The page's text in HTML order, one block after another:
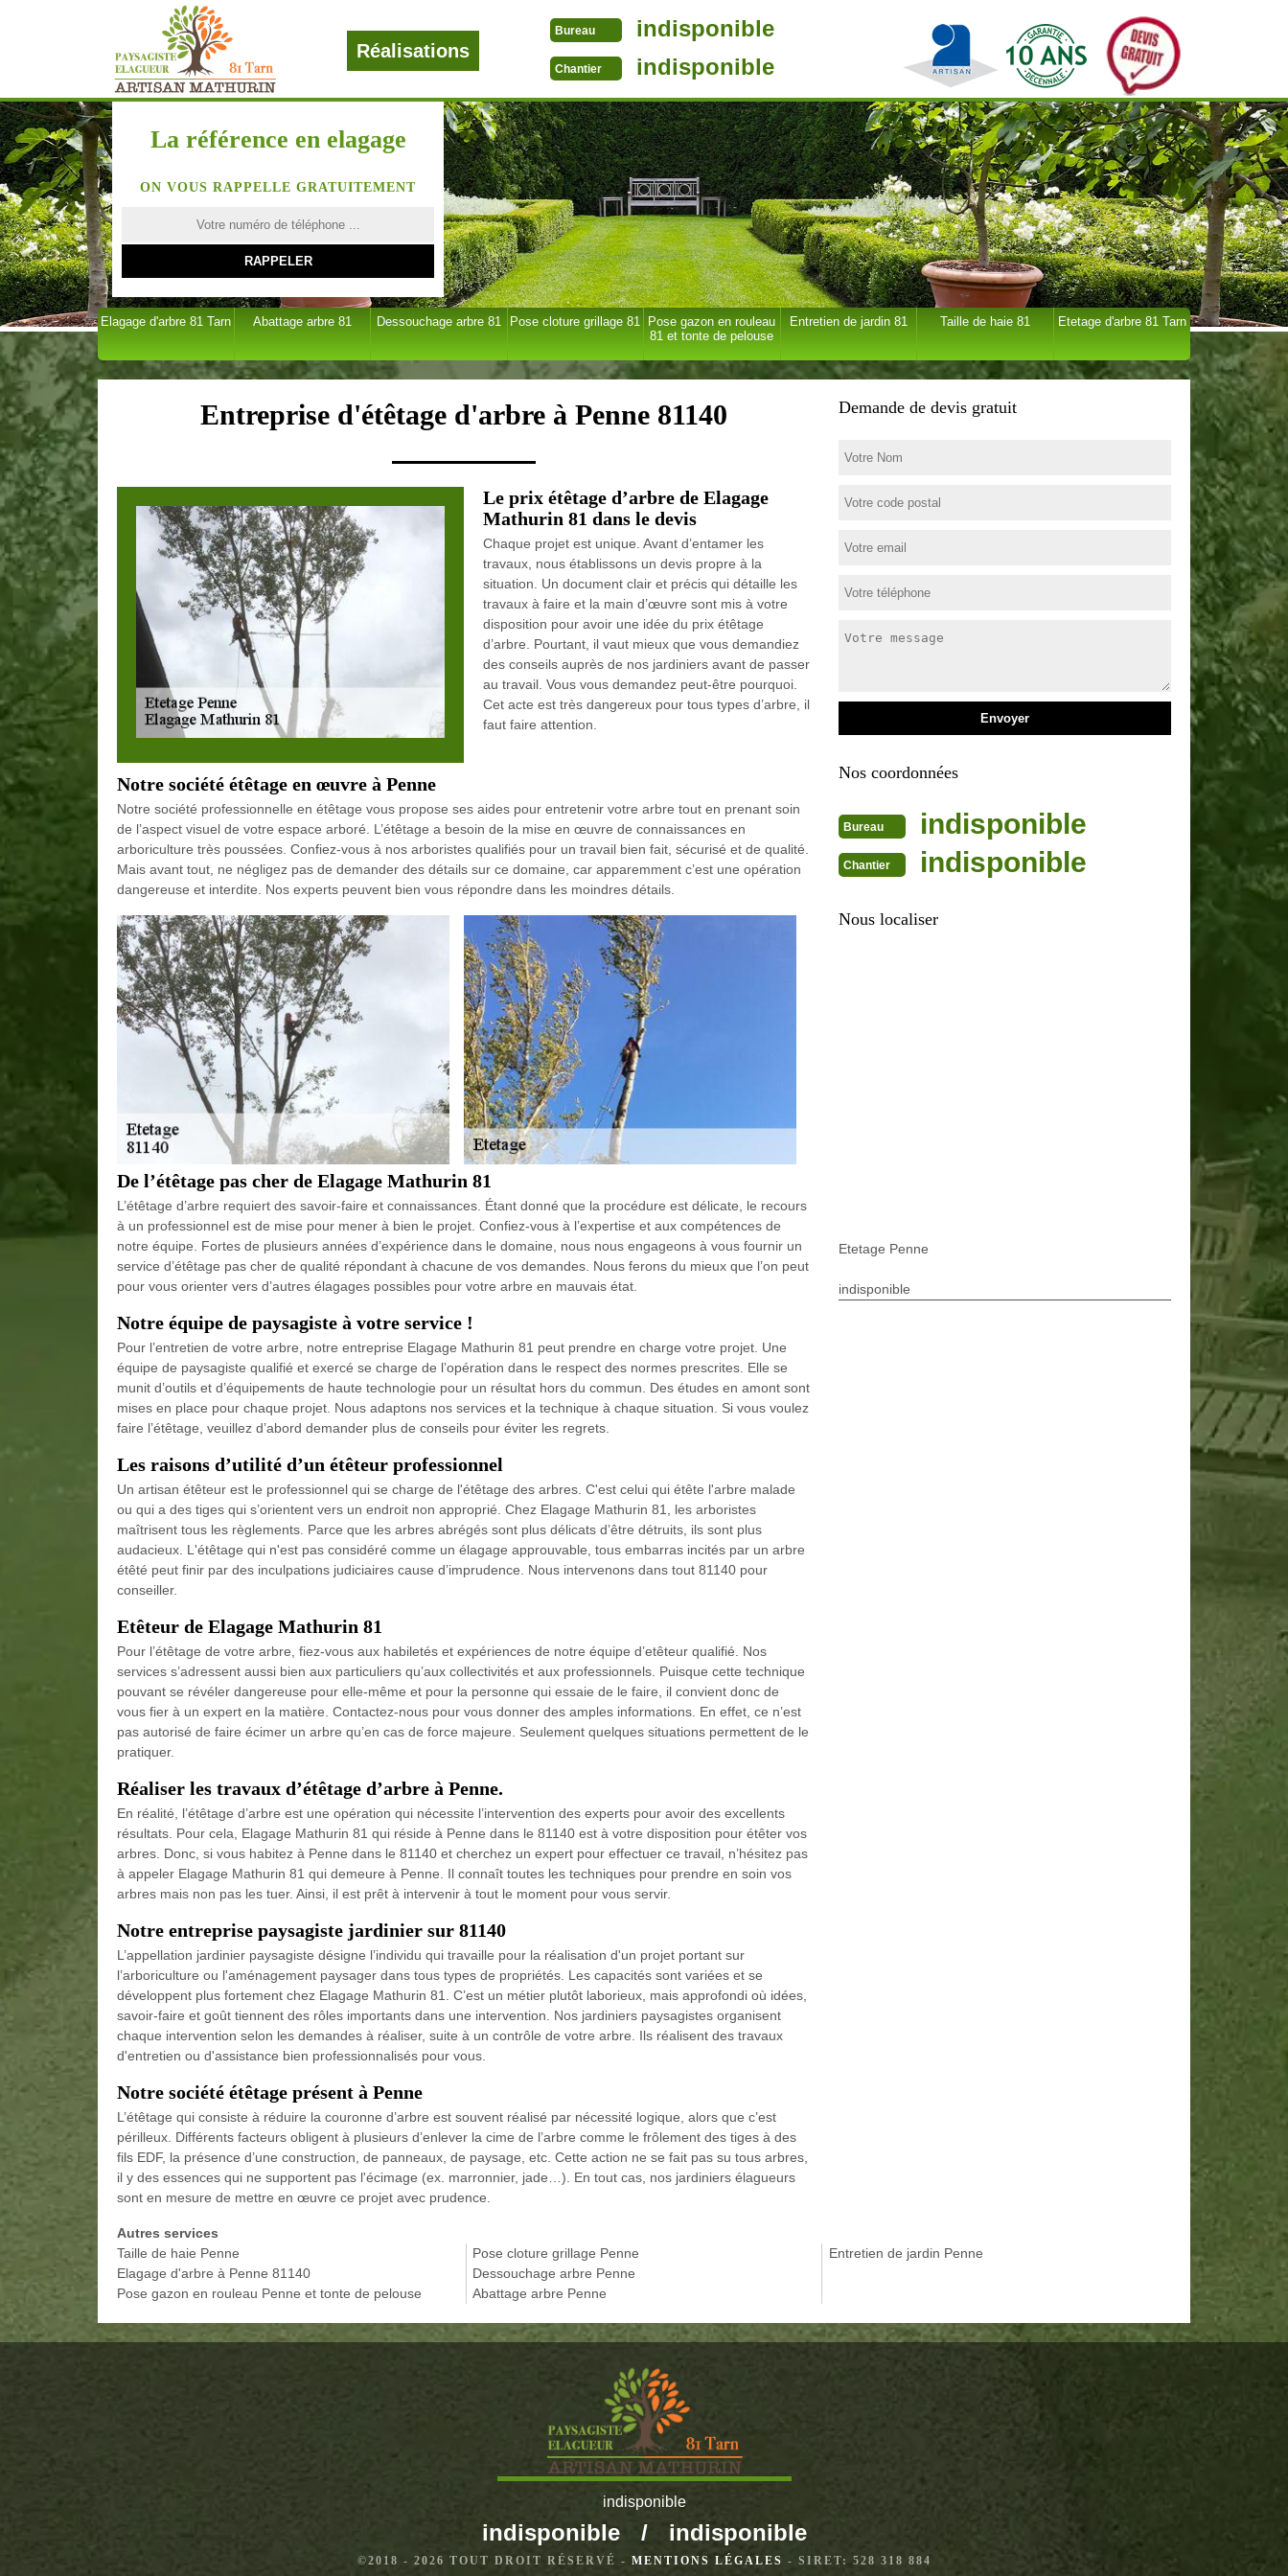
Réalisations
Bureau indisponible
Chantier indisponible
La référence en elagage
ON VOUS RAPPELLE GRATUITEMENT
Elagage d'arbre 81 Tarn Abattage arbre 81 Dessouchage arbre 81 Pose cloture grillage 81
Pose gazon en rouleau
81 et tonte de pelouse
Entretien de jardin 81 Taille de haie 81 Etetage d'arbre 81 Tarn
Entreprise d'étêtage d'arbre à Penne 81140
Le prix étêtage d’arbre de Elagage
Mathurin 81 dans le devis
Chaque projet est unique. Avant d’entamer les
travaux, nous établissons un devis propre à la
situation. Un document clair et précis qui détaille les
travaux à faire et la main d’œuvre sont mis à votre
disposition pour avoir une idée du prix étêtage
d’arbre. Pourtant, il vaut mieux que vous demandiez
des conseils auprès de nos jardiniers avant de passer
au travail. Vous vous demandez peut-être pourquoi.
Cet acte est très dangereux pour tous types d’arbre, il
faut faire attention.
Notre société étêtage en œuvre à Penne
Notre société professionnelle en étêtage vous propose ses aides pour entretenir votre arbre tout en prenant soin
de l’aspect visuel de votre espace arboré. L’étêtage a besoin de la mise en œuvre de connaissances en
arboriculture très poussées. Confiez-vous à nos arboristes qualifiés pour un travail bien fait, sécurisé et de qualité.
Mais avant tout, ne négligez pas de demander des détails sur ce domaine, car apparemment c’est une opération
dangereuse et interdite. Nos experts peuvent bien vous répondre dans les moindres détails.
De l’étêtage pas cher de Elagage Mathurin 81
L’étêtage d’arbre requiert des savoir-faire et connaissances. Étant donné que la procédure est délicate, le recours
à un professionnel est de mise pour mener à bien le projet. Confiez-vous à l’expertise et aux compétences de
notre équipe. Fortes de plusieurs années d’expérience dans le domaine, nous nous engageons à vous fournir un
service d’étêtage pas cher de qualité répondant à chacune de vos demandes. Nous ferons du mieux que l’on peut
pour vous orienter vers d’autres élagages possibles pour votre arbre en mauvais état.
Notre équipe de paysagiste à votre service !
Pour l’entretien de votre arbre, notre entreprise Elagage Mathurin 81 peut prendre en charge votre projet. Une
équipe de paysagiste qualifié et exercé se charge de l’opération dans le respect des normes prescrites. Elle se
munit d’outils et d’équipements de haute technologie pour un résultat hors du commun. Des études en amont sont
mises en place pour chaque projet. Nous adaptons nos services et la technique à chaque situation. Si vous voulez
faire l’étêtage, veuillez d’abord demander plus de conseils pour éviter les regrets.
Les raisons d’utilité d’un étêteur professionnel
Un artisan étêteur est le professionnel qui se charge de l'étêtage des arbres. C'est celui qui étête l'arbre malade
ou qui a des tiges qui s’orientent vers un endroit non approprié. Chez Elagage Mathurin 81, les arboristes
maîtrisent tous les règlements. Parce que les arbres abrégés sont plus délicats d’être détruits, ils sont plus
audacieux. L'étêtage qui n'est pas considéré comme un élagage approuvable, tous embarras incités par un arbre
étêté peut finir par des inculpations judiciaires cause d’imprudence. Nous intervenons dans tout 81140 pour
conseiller.
Etêteur de Elagage Mathurin 81
Pour l’étêtage de votre arbre, fiez-vous aux habiletés et expériences de notre équipe d’etêteur qualifié. Nos
services s’adressent aussi bien aux particuliers qu’aux collectivités et aux professionnels. Puisque cette technique
pouvant se révéler dangereuse pour elle-même et pour la personne qui essaie de le faire, il convient donc de
vous fier à un expert en la matière. Contactez-nous pour vous donner des amples informations. En effet, ce n’est
pas autorisé de faire écimer un arbre qu’en cas de force majeure. Seulement quelques situations permettent de le
pratiquer.
Réaliser les travaux d’étêtage d’arbre à Penne.
En réalité, l’étêtage d’arbre est une opération qui nécessite l’intervention des experts pour avoir des excellents
résultats. Pour cela, Elagage Mathurin 81 qui réside à Penne dans le 81140 est à votre disposition pour étêter vos
arbres. Donc, si vous habitez à Penne dans le 81140 et cherchez un expert pour effectuer ce travail, n’hésitez pas
à appeler Elagage Mathurin 81 qui demeure à Penne. Il connaît toutes les techniques pour prendre en soin vos
arbres mais non pas les tuer. Ainsi, il est prêt à intervenir à tout le moment pour vous servir.
Notre entreprise paysagiste jardinier sur 81140
L’appellation jardinier paysagiste désigne l’individu qui travaille pour la réalisation d'un projet portant sur
l’arboriculture ou l'aménagement paysager dans tous types de propriétés. Les capacités sont variées et se
développent plus fortement chez Elagage Mathurin 81. C’est un métier plutôt laborieux, mais approfondi où idées,
savoir-faire et goût tiennent des rôles importants dans une intervention. Nos jardiniers paysagistes organisent
chaque intervention selon les demandes à réaliser, suite à un contrôle de votre arbre. Ils réalisent des travaux
d'entretien ou d'assistance bien professionnalisés pour vous.
Notre société étêtage présent à Penne
L’étêtage qui consiste à réduire la couronne d’arbre est souvent réalisé par nécessité logique, alors que c’est
périlleux. Différents facteurs obligent à plusieurs d’enlever la cime de l’arbre comme le frôlement des tiges à des
fils EDF, la présence d’une construction, de panneaux, de paysage, etc. Cette action ne se fait pas su tous arbres,
il y des essences qui ne supportent pas l'écimage (ex. marronnier, jade…). En tout cas, nos jardiniers élagueurs
sont en mesure de mettre en œuvre ce projet avec prudence.
Demande de devis gratuit
Nos coordonnées
Bureau indisponible
Chantier indisponible
Nous localiser
Etetage Penne
indisponible
Autres services
Taille de haie Penne
Elagage d'arbre à Penne 81140
Pose gazon en rouleau Penne et tonte de pelouse
Pose cloture grillage Penne
Dessouchage arbre Penne
Abattage arbre Penne
Entretien de jardin Penne
indisponible
indisponible / indisponible
©2018 - 2026 TOUT DROIT RÉSERVÉ - MENTIONS LÉGALES - SIRET: 528 318 884